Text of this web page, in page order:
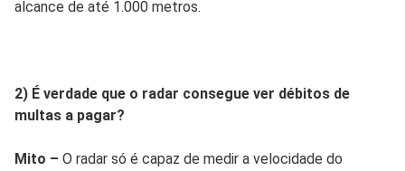
alcance de até 1.000 metros.
2) É verdade que o radar consegue ver débitos de
multas a pagar?
Mito – O radar só é capaz de medir a velocidade do